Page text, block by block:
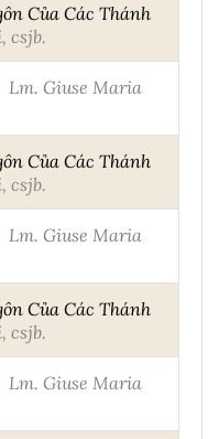
Của Các Thánh
csjb.
Lm. Giuse Maria
Của Các Thánh
csjb.
Lm. Giuse Maria
Của Các Thánh
csjb.
Lm. Giuse Maria